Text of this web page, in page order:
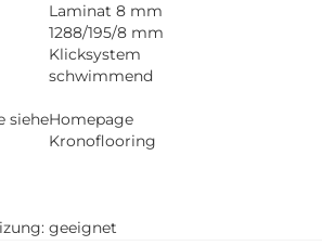
Laminat 8 mm
1288/195/8 mm
Klicksystem
schwimmend
sieheHomepage
Kronoflooring
geeignet